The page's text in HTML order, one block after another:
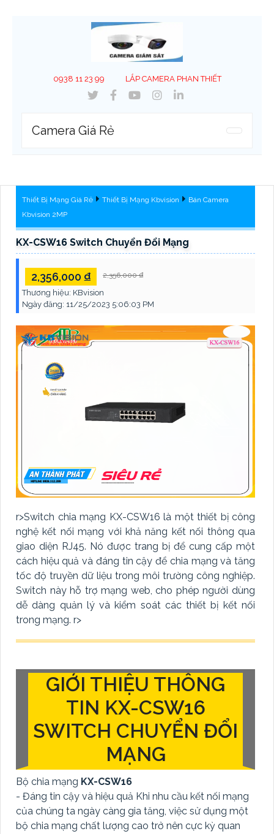
0938 11 23 99 LẮP CAMERA PHAN THIẾT
Camera Giá Rẻ
Thiết Bị Mạng Giá Rẻ Thiết Bị Mạng Kbvision
Bán Camera
Kbvision 2MP
KX-CSW16 Switch Chuyển Đổi Mạng
2,356,000 ₫ 2,356,000 ₫
Thương hiệu: KBvision
Ngày đăng: 11/25/2023 5:06:03 PM
r>Switch chia mạng KX-CSW16 là một thiết bị công
nghệ kết nối mạng với khả năng kết nối thông qua
giao diện RJ45. Nó được trang bị để cung cấp một
cách hiệu quả và đáng tin cậy để chia mạng và tăng
tốc độ truyền dữ liệu trong môi trường công nghiệp.
Switch này hỗ trợ mạng web, cho phép người dùng
dễ dàng quản lý và kiểm soát các thiết bị kết nối
trong mạng. r>
GIỚI THIỆU THÔNG
TIN KX-CSW16
SWITCH CHUYỂN ĐỔI
MẠNG
Bộ chia mạng KX-CSW16
- Đáng tin cậy và hiệu quả Khi nhu cầu kết nối mạng
của chúng ta ngày càng gia tăng, việc sử dụng một
bộ chia mạng chất lượng cao trở nên cực kỳ quan